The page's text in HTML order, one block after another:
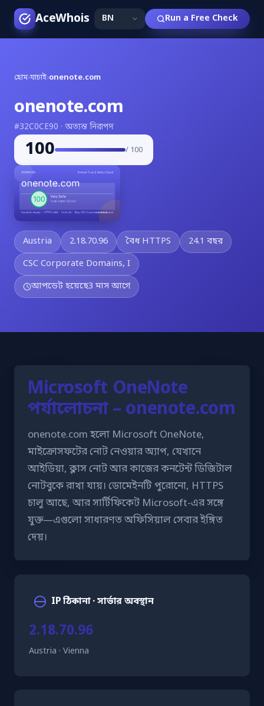
AceWhois Run a Free Check
হোম›যাচাই›onenote.com
onenote.com
#32C0CE90 · অত্যন্ত নিরাপদ
100 / 100
Austria 2.18.70.96 বৈধ HTTPS
24.1 বছর
CSC Corporate Domains, I
আপডেট হয়েছে3 মাস আগে
Microsoft OneNote
পর্যালোচনা – onenote.com
onenote.com হলো Microsoft OneNote,
মাইক্রোসফটের নোট নেওয়ার অ্যাপ, যেখানে
আইডিয়া, ক্লাস নোট আর কাজের কনটেন্ট ডিজিটাল
নোটবুকে রাখা যায়। ডোমেইনটি পুরোনো, HTTPS
চালু আছে, আর সার্টিফিকেট Microsoft-এর সঙ্গে
যুক্ত—এগুলো সাধারণত অফিসিয়াল সেবার ইঙ্গিত
দেয়।
IP ঠিকানা · সার্ভার অবস্থান
2.18.70.96
Austria · Vienna